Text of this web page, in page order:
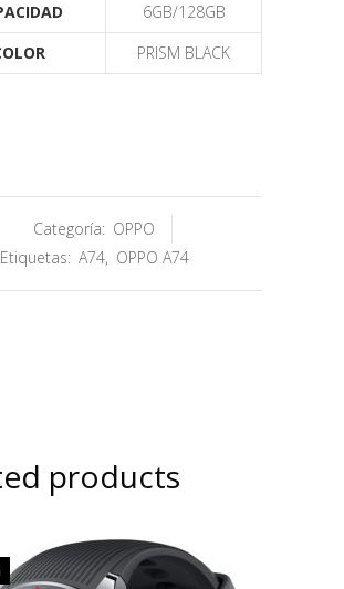
6GB/128GB
PRISM BLACK
Categoría: OPPO
Etiquetas: A74, OPPO A74
products